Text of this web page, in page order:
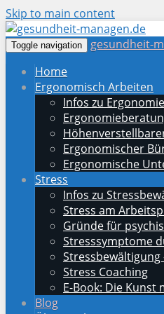
Skip to main content
Toggle navigation
gesundheit-
Home
Ergonomisch Arbeiten
Infos zu Ergonomie
Ergonomischer
Ergonomische
Stress
Infos zu
Stress am
Gründe für
Stresssymptome
Stressbewältigung
Stress Coaching
E-Book: Die Kunst
Blog